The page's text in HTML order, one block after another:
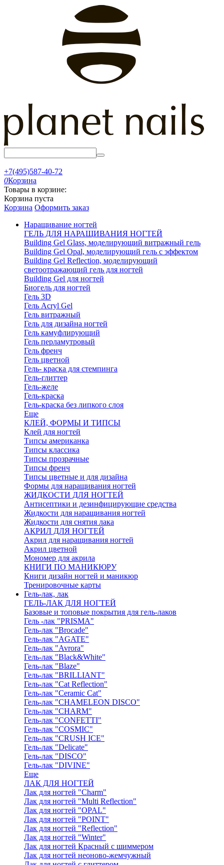
+7(495)587-40-72
0Корзина
Товары в корзине:
Корзина пуста
Корзина Оформить заказ
Наращивание ногтей
ГЕЛЬ ДЛЯ НАРАЩИВАНИЯ НОГТЕЙ
Building Gel Glass, моделирующий витражный гель
Building Gel Opal, моделирующий гель с эффектом
Building Gel Reflection, моделирующий
светоотражающий гель для ногтей
Building Gel для ногтей
Биогель для ногтей
Гель 3D
Гель Acryl Gel
Гель витражный
Гель для дизайна ногтей
Гель камуфлирующий
Гель перламутровый
Гель френч
Гель цветной
Гель- краска для стемпинга
Гель-глиттер
Гель-желе
Гель-краска
Гель-краска без липкого слоя
Еще
КЛЕЙ, ФОРМЫ И ТИПСЫ
Клей для ногтей
Типсы американка
Типсы классика
Типсы прозрачные
Типсы френч
Типсы цветные и для дизайна
Формы для наращивания ногтей
ЖИДКОСТИ ДЛЯ НОГТЕЙ
Антисептики и дезинфицирующие средства
Жидкости для наращивания ногтей
Жидкости для снятия лака
АКРИЛ ДЛЯ НОГТЕЙ
Акрил для наращивания ногтей
Акрил цветной
Мономер для акрила
КНИГИ ПО МАНИКЮРУ
Книги дизайн ногтей и маникюр
Тренировочные карты
Гель-лак, лак
ГЕЛЬ-ЛАК ДЛЯ НОГТЕЙ
Базовые и топовые покрытия для гель-лаков
Гель -лак "PRISMA"
Гель-лак "Brocade"
Гель-лак "AGATE"
Гель-лак "Avrora"
Гель-лак "Black&White"
Гель-лак "Blaze"
Гель-лак "BRILLIANT"
Гель-лак "Cat Reflection"
Гель-лак "Ceramic Cat"
Гель-лак "CHAMELEON DISCO"
Гель-лак "CHARM"
Гель-лак "CONFETTI"
Гель-лак "COSMIC"
Гель-лак "CRUSH ICE"
Гель-лак "Delicate"
Гель-лак "DISCO"
Гель-лак "DIVINE"
Еще
ЛАК ДЛЯ НОГТЕЙ
Лак для ногтей "Charm"
Лак для ногтей "Multi Reflection"
Лак для ногтей "OPAL"
Лак для ногтей "POINT"
Лак для ногтей "Reflection"
Лак для ногтей "Winter"
Лак для ногтей Красный с шиммером
Лак для ногтей неоново-жемчужный